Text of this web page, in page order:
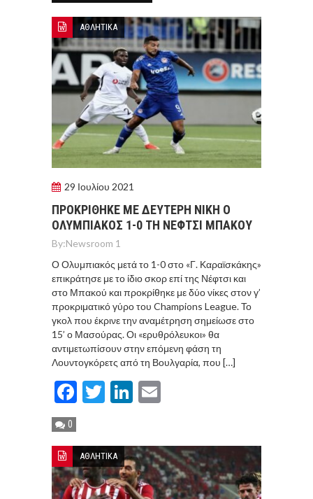
ΑΘΛΗΤΙΚΑ
29 Ιουλίου 2021
ΠΡΟΚΡΙΘΗΚΕ ΜΕ ΔΕΥΤΕΡΗ ΝΙΚΗ Ο
ΟΛΥΜΠΙΑΚΟΣ 1-0 ΤΗ ΝΕΦΤΣΙ ΜΠΑΚΟΥ
By:Newsroom 1
Ο Ολυμπιακός μετά το 1-0 στο «Γ. Καραϊσκάκης»
επικράτησε με το ίδιο σκορ επί της Νέφτσι και
στο Μπακού και προκρίθηκε με δύο νίκες στον γ’
προκριματικό γύρο του Champions League. Το
γκολ που έκρινε την αναμέτρηση σημείωσε στο
15’ ο Μασούρας. Οι «ερυθρόλευκοι» θα
αντιμετωπίσουν στην επόμενη φάση τη
Λουντογκόρετς από τη Βουλγαρία, που […]
Facebook
TwitterLinkedIn
0
ΑΘΛΗΤΙΚΑ